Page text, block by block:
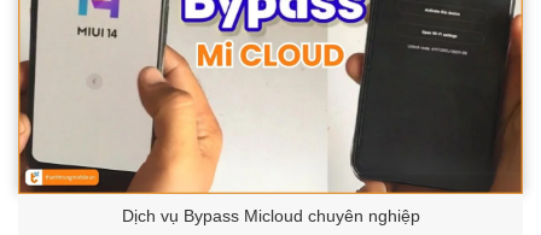
Dịch vụ Bypass Micloud chuyên nghiệp